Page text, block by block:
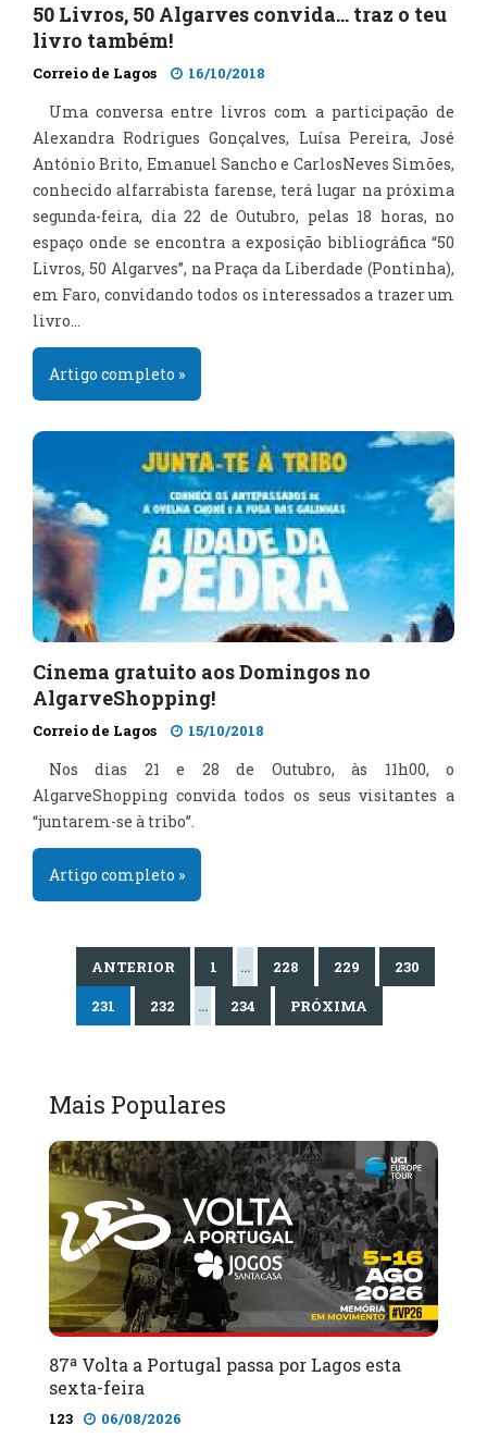
50 Livros, 50 Algarves convida… traz o teu
livro também!
Correio de Lagos 16/10/2018
Uma conversa entre livros com a participação de
Alexandra Rodrigues Gonçalves, Luísa Pereira, José
António Brito, Emanuel Sancho e CarlosNeves Simões,
conhecido alfarrabista farense, terá lugar na próxima
segunda-feira, dia 22 de Outubro, pelas 18 horas, no
espaço onde se encontra a exposição bibliográfica “50
Livros, 50 Algarves”, na Praça da Liberdade (Pontinha),
em Faro, convidando todos os interessados a trazer um
livro…
Artigo completo »
Cinema gratuito aos Domingos no
AlgarveShopping!
Correio de Lagos 15/10/2018
Nos dias 21 e 28 de Outubro, às 11h00, o
AlgarveShopping convida todos os seus visitantes a
“juntarem-se à tribo”.
Artigo completo »
ANTERIOR 1 … 228 229
230
231
232 … 234 PRÓXIMA
Mais Populares
87ª Volta a Portugal passa por Lagos esta
sexta-feira
123 06/08/2026